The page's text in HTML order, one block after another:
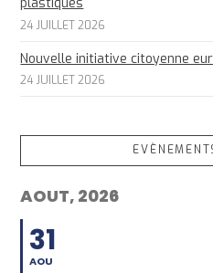
24 JUILLET 2026
Nouvelle initiative citoyenne
24 JUILLET 2026
AOUT, 2026
31
AOU